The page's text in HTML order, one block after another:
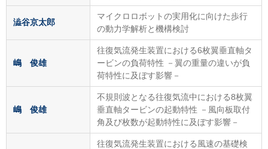
澁谷京太郎
マイクロロボットの実用化に向けた歩行
の動力学解析と機構検討
嶋 俊雄
往復気流発生装置における6枚翼垂直軸タ
ービンの負荷特性 －翼の重量の違いが負
荷特性に及ぼす影響－
嶋 俊雄
不規則波となる往復気流中における8枚翼
垂直軸タービンの起動特性 －風向板取付
角及び枚数が起動特性に及ぼす影響－
往復気流発生装置における風速の基礎検